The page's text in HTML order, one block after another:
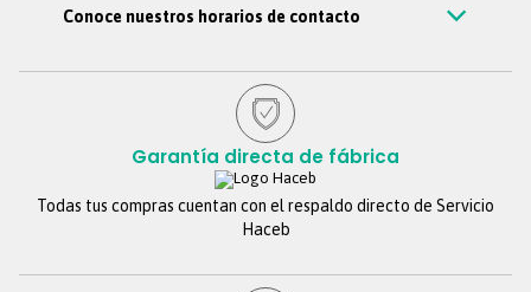
Conoce nuestros horarios de contacto
am a 6 pm, Jornada continua. Domingos y festivos no se tendrá
atención. Si nos escribes por fuera de este horario, te
contestaremos tan pronto estemos de regreso.
Garantía directa de fábrica
Todas tus compras cuentan con el respaldo directo de Servicio
Haceb